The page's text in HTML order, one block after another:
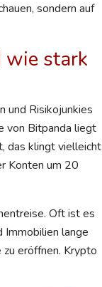
sondern auf
wie stark
und Risikojunkies
von Bitpanda liegt
das klingt vielleicht
Konten um 20
Oft ist es
lange
eröffnen. Krypto